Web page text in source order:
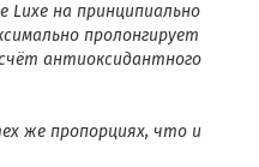
Luxe на принципиально
пролонгирует
антиоксидантного
же пропорциях, что и